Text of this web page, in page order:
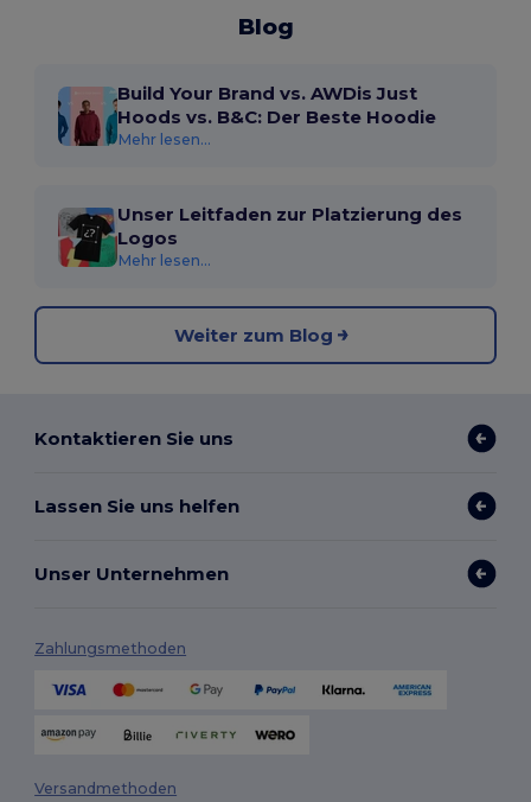
Blog
Build Your Brand vs. AWDis Just
Hoods vs. B&C: Der Beste Hoodie
Mehr lesen...
Unser Leitfaden zur Platzierung des
Logos
Mehr lesen...
Weiter zum Blog
Kontaktieren Sie uns
Lassen Sie uns helfen
Unser Unternehmen
Zahlungsmethoden
Versandmethoden